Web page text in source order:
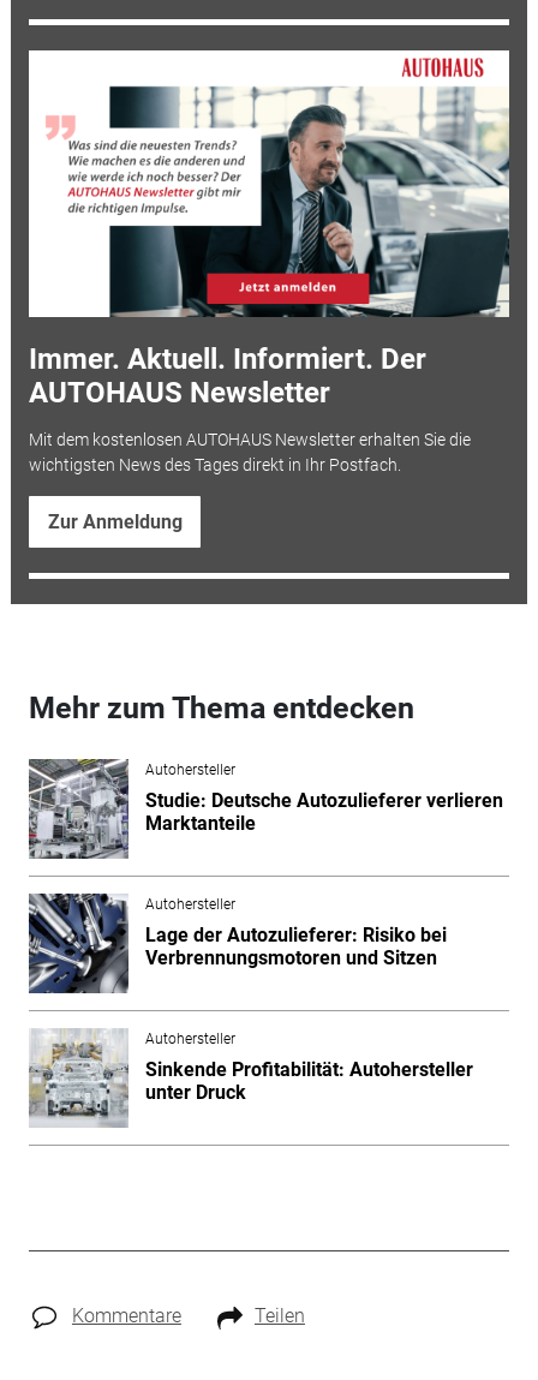
Immer. Aktuell. Informiert. Der
AUTOHAUS Newsletter
Mit dem kostenlosen AUTOHAUS Newsletter erhalten Sie die
wichtigsten News des Tages direkt in Ihr Postfach.
Zur Anmeldung
Mehr zum Thema entdecken
Autohersteller
Studie: Deutsche Autozulieferer verlieren
Marktanteile
Autohersteller
Lage der Autozulieferer: Risiko bei
Verbrennungsmotoren und Sitzen
Autohersteller
Sinkende Profitabilität: Autohersteller
unter Druck
Kommentare Teilen